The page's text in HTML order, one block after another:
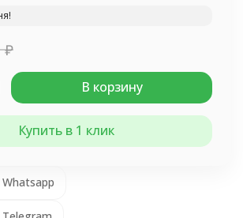
₽
В корзину
Купить в 1 клик